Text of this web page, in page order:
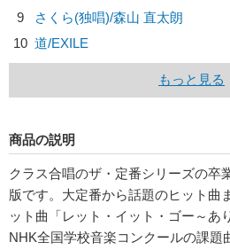
9
さくら(独唱)/森山 直太朗
10 道/EXILE
もっと見る
商品の説明
クラス合唱のザ・定番シリーズの卒
版です。大定番から話題のヒット曲
ット曲「レット・イット・ゴー～あ
NHK全国学校音楽コンクールの課題